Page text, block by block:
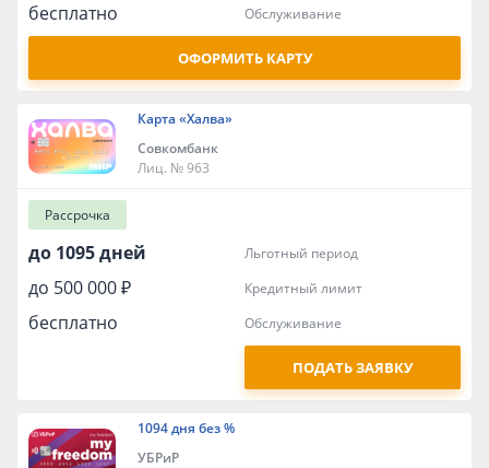
бесплатно обслуживание
ОФОРМИТЬ КАРТУ
Карта «Халва»
Совкомбанк
Лиц. № 963
Рассрочка
до 1095 дней льготный период
до 500 000 ₽ кредитный лимит
бесплатно обслуживание
ПОДАТЬ ЗАЯВКУ
1094 дня без %
УБРиР